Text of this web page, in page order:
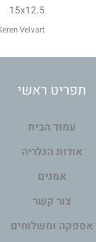
15x12.5
Keren Velvart
תפריט ראשי
עמוד הבית
אודות הגלריה
אמנים
צור קשר
אספקה ומשלוחים